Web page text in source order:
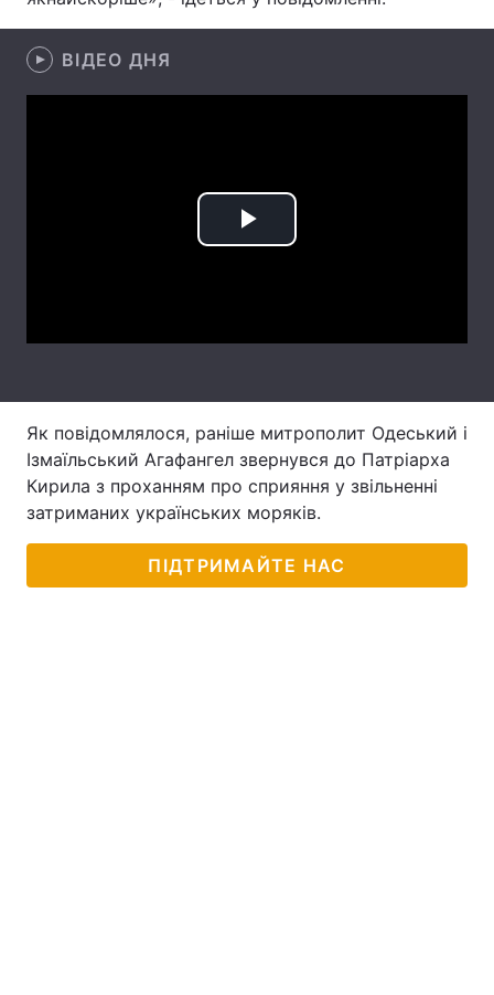
Лонгріди
Вакансії
ВІДЕО ДНЯ
Play
Як повідомлялося, раніше митрополит Одеський і
Ізмаїльський Агафангел звернувся до Патріарха
Кирила з проханням про сприяння у звільненні
затриманих українських моряків.
ПІДТРИМАЙТЕ НАС